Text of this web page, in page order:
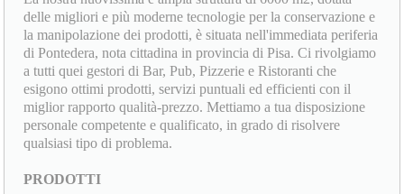
delle migliori e più moderne tecnologie per la conservazione e
la manipolazione dei prodotti, è situata nell'immediata periferia
di Pontedera, nota cittadina in provincia di Pisa. Ci rivolgiamo
a tutti quei gestori di Bar, Pub, Pizzerie e Ristoranti che
esigono ottimi prodotti, servizi puntuali ed efficienti con il
miglior rapporto qualità-prezzo. Mettiamo a tua disposizione
personale competente e qualificato, in grado di risolvere
qualsiasi tipo di problema.
PRODOTTI